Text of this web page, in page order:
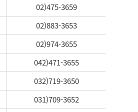
02)475-3659
02)883-3653
02)974-3655
042)471-3655
032)719-3650
031)709-3652